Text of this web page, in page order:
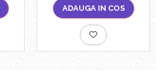
ADAUGA IN COS